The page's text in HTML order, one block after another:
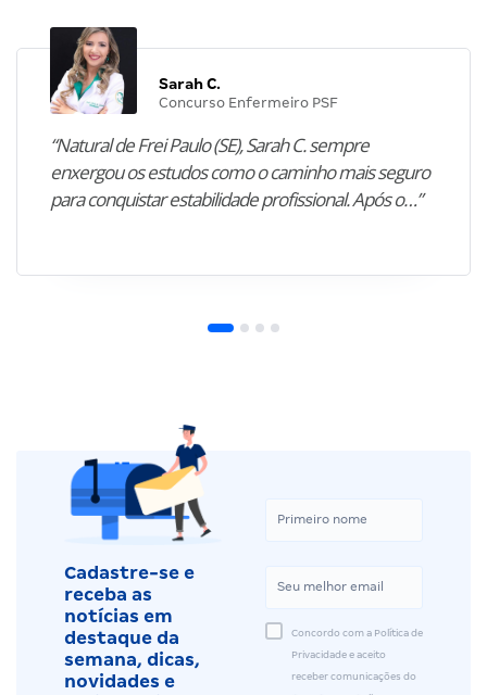
Sarah C.
Concurso Enfermeiro PSF
“Natural de Frei Paulo (SE), Sarah C. sempre
enxergou os estudos como o caminho mais seguro
para conquistar estabilidade profissional. Após o…”
Cadastre-se e
receba as
notícias em
destaque da
semana, dicas,
novidades e
Concordo com a Política de
Privacidade e aceito
receber comunicações do